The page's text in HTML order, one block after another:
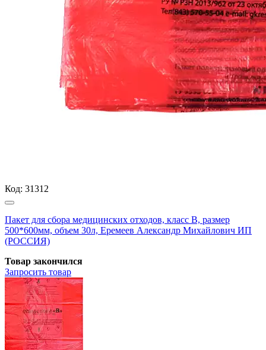
Код: 31312
Пакет для сбора медицинских отходов, класс В, размер
500*600мм, объем 30л, Еремеев Александр Михайлович ИП
(РОССИЯ)
Товар закончился
Запросить товар